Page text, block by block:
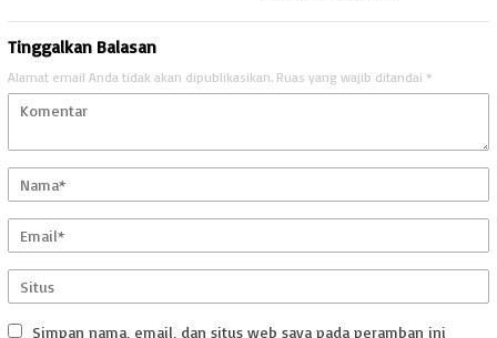
Tinggalkan Balasan
Alamat email Anda tidak akan dipublikasikan. Ruas yang wajib ditandai *
Simpan nama, email, dan situs web saya pada peramban ini